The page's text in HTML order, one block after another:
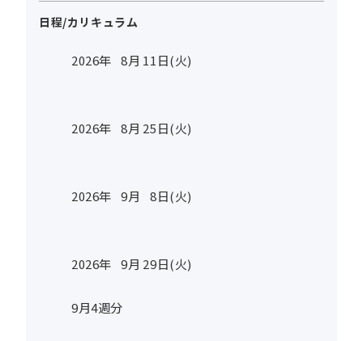
日程/カリキュラム
2026年 8月 11日(火)
2026年 8月 25日(火)
2026年 9月 8日(火)
2026年 9月 29日(火)
9月4週分